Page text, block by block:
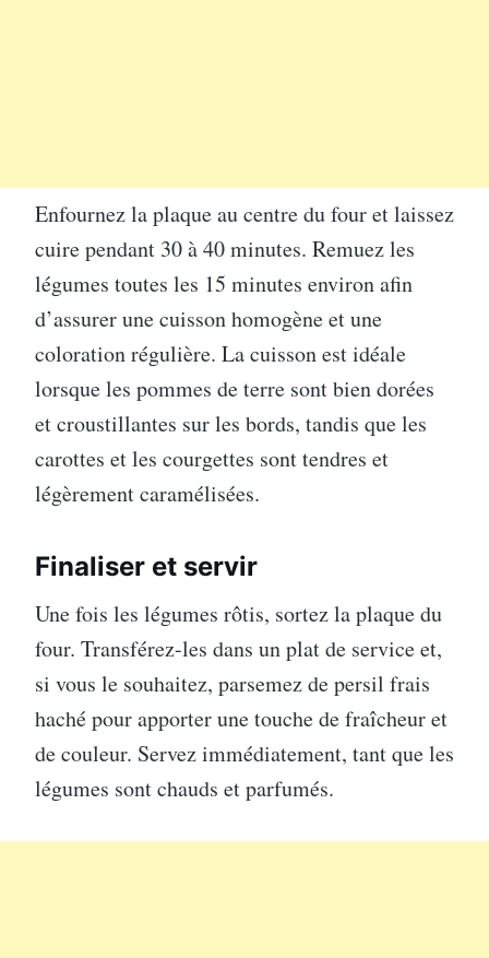
Enfournez la plaque au centre du four et laissez
cuire pendant 30 à 40 minutes. Remuez les
légumes toutes les 15 minutes environ afin
d’assurer une cuisson homogène et une
coloration régulière. La cuisson est idéale
lorsque les pommes de terre sont bien dorées
et croustillantes sur les bords, tandis que les
carottes et les courgettes sont tendres et
légèrement caramélisées.
Finaliser et servir
Une fois les légumes rôtis, sortez la plaque du
four. Transférez-les dans un plat de service et,
si vous le souhaitez, parsemez de persil frais
haché pour apporter une touche de fraîcheur et
de couleur. Servez immédiatement, tant que les
légumes sont chauds et parfumés.